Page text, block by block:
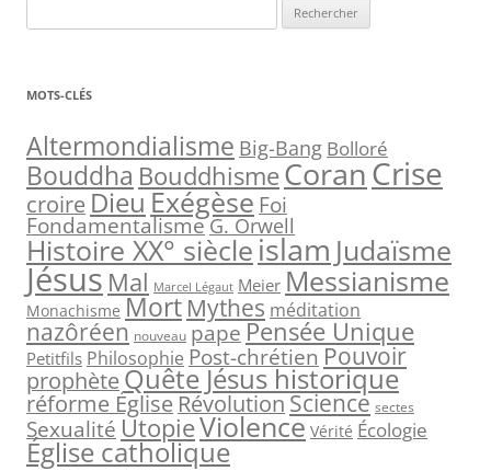
e
h
r
c
h
e
r
:
MOTS-CLÉS
Altermondialisme Big-Bang Bolloré
Bouddha BouddhismeCoranCrise
croire DieuExégèse Foi
Fondamentalisme G. Orwell
Histoire XX° siècleislam Judaïsme
Jésus Mal Marcel Légaut Meier Messianisme
Monachisme Mort Mythes méditation
nazôréen nouveau papePensée Unique
Petitfils Philosophie Post-chrétien Pouvoir
prophèteQuête Jésus historique
réforme Église RévolutionScience sectes
Sexualité UtopieViolence Vérité Écologie
Église catholique